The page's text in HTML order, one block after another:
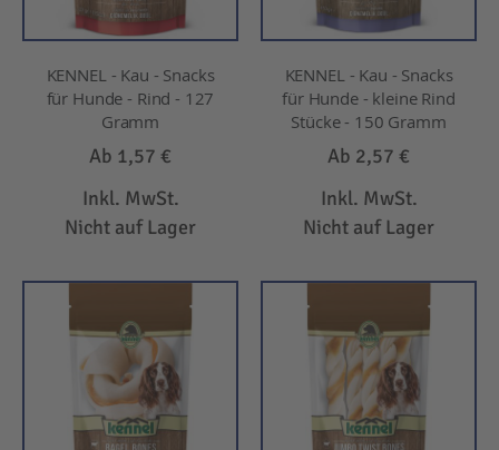
KENNEL - Kau - Snacks
für Hunde - Rind - 127
Gramm
Ab 1,57 €
Inkl. MwSt.
Nicht auf Lager
KENNEL - Kau - Snacks
für Hunde - kleine Rind
Stücke - 150 Gramm
Ab 2,57 €
Inkl. MwSt.
Nicht auf Lager